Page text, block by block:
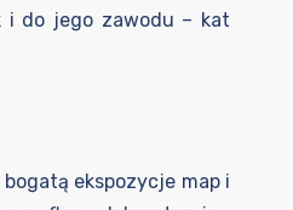
i do jego zawodu – kat
ekspozycje map i